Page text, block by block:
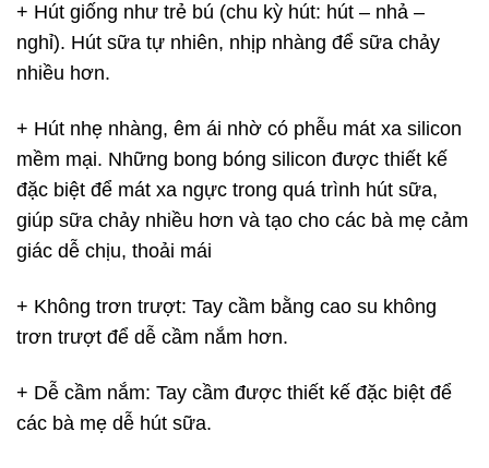
+ Hút giống như trẻ bú (chu kỳ hút: hút – nhả –
nghỉ). Hút sữa tự nhiên, nhịp nhàng để sữa chảy
nhiều hơn.
+ Hút nhẹ nhàng, êm ái nhờ có phễu mát xa silicon
mềm mại. Những bong bóng silicon được thiết kế
đặc biệt để mát xa ngực trong quá trình hút sữa,
giúp sữa chảy nhiều hơn và tạo cho các bà mẹ cảm
giác dễ chịu, thoải mái
+ Không trơn trượt: Tay cầm bằng cao su không
trơn trượt để dễ cầm nắm hơn.
+ Dễ cầm nắm: Tay cầm được thiết kế đặc biệt để
các bà mẹ dễ hút sữa.